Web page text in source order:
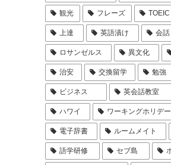
観光 フレーズ TOEIC
上達 英語漬け 会話
ロサンゼルス 異文化
治安 交換留学 勉強
ビジネス 英会話教室
ハワイ ワーキングホリデー
電子辞書 ルームメイト
語学研修 セブ島